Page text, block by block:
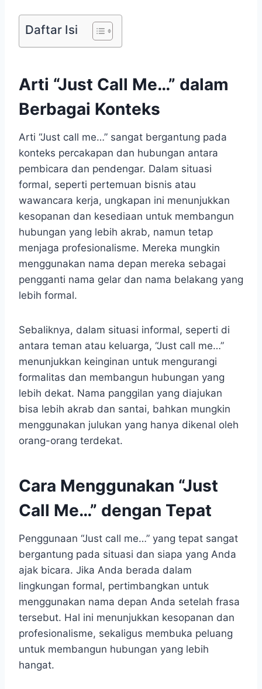
Daftar Isi
Arti “Just Call Me…” dalam
Berbagai Konteks
Arti “Just call me…” sangat bergantung pada
konteks percakapan dan hubungan antara
pembicara dan pendengar. Dalam situasi
formal, seperti pertemuan bisnis atau
wawancara kerja, ungkapan ini menunjukkan
kesopanan dan kesediaan untuk membangun
hubungan yang lebih akrab, namun tetap
menjaga profesionalisme. Mereka mungkin
menggunakan nama depan mereka sebagai
pengganti nama gelar dan nama belakang yang
lebih formal.
Sebaliknya, dalam situasi informal, seperti di
antara teman atau keluarga, “Just call me…”
menunjukkan keinginan untuk mengurangi
formalitas dan membangun hubungan yang
lebih dekat. Nama panggilan yang diajukan
bisa lebih akrab dan santai, bahkan mungkin
menggunakan julukan yang hanya dikenal oleh
orang-orang terdekat.
Cara Menggunakan “Just
Call Me…” dengan Tepat
Penggunaan “Just call me…” yang tepat sangat
bergantung pada situasi dan siapa yang Anda
ajak bicara. Jika Anda berada dalam
lingkungan formal, pertimbangkan untuk
menggunakan nama depan Anda setelah frasa
tersebut. Hal ini menunjukkan kesopanan dan
profesionalisme, sekaligus membuka peluang
untuk membangun hubungan yang lebih
hangat.